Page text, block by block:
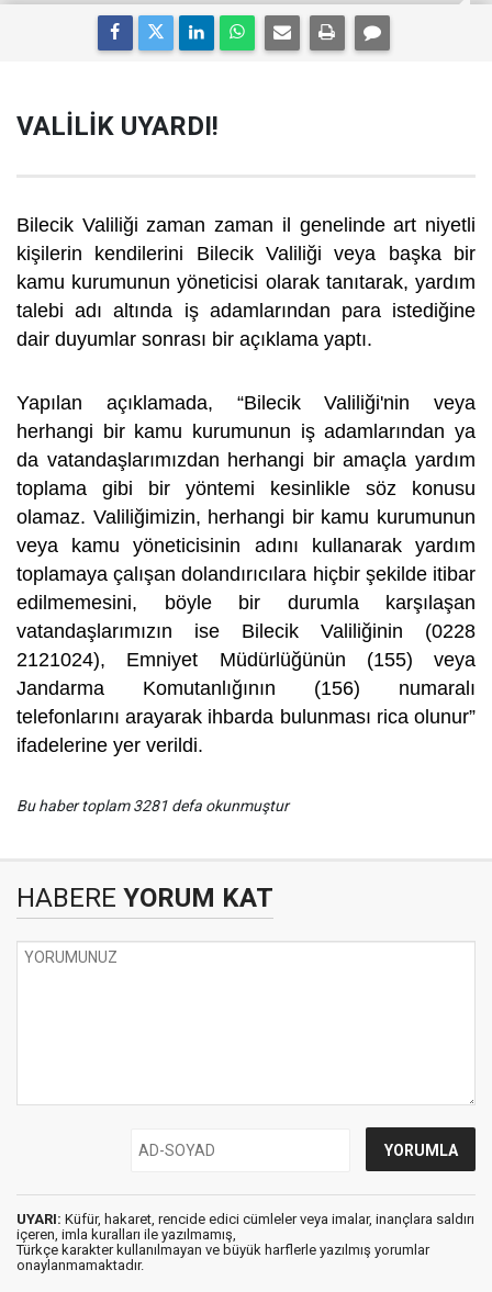
VALİLİK UYARDI!
Bilecik Valiliği zaman zaman il genelinde art niyetli
kişilerin kendilerini Bilecik Valiliği veya başka bir
kamu kurumunun yöneticisi olarak tanıtarak, yardım
talebi adı altında iş adamlarından para istediğine
dair duyumlar sonrası bir açıklama yaptı.
Yapılan açıklamada, “Bilecik Valiliği'nin veya
herhangi bir kamu kurumunun iş adamlarından ya
da vatandaşlarımızdan herhangi bir amaçla yardım
toplama gibi bir yöntemi kesinlikle söz konusu
olamaz. Valiliğimizin, herhangi bir kamu kurumunun
veya kamu yöneticisinin adını kullanarak yardım
toplamaya çalışan dolandırıcılara hiçbir şekilde itibar
edilmemesini, böyle bir durumla karşılaşan
vatandaşlarımızın ise Bilecik Valiliğinin (0228
2121024), Emniyet Müdürlüğünün (155) veya
Jandarma Komutanlığının (156) numaralı
telefonlarını arayarak ihbarda bulunması rica olunur”
ifadelerine yer verildi.
Bu haber toplam 3281 defa okunmuştur
HABERE YORUM KAT
UYARI: Küfür, hakaret, rencide edici cümleler veya imalar, inançlara saldırı
içeren, imla kuralları ile yazılmamış,
Türkçe karakter kullanılmayan ve büyük harflerle yazılmış yorumlar
onaylanmamaktadır.